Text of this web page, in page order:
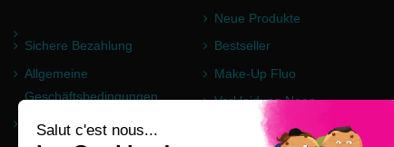
Sichere Bezahlung
Allgemeine
Geschäftsbedingungen
Impressum
Neue Produkte
Bestseller
Make-Up Fluo
Verkleidung Neon
Pulver Holi